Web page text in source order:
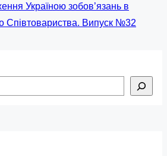
Україною зобов’язань в
Співтовариства. Випуск №32